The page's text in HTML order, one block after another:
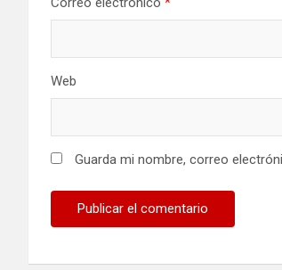
Web
Guarda mi nombre, correo